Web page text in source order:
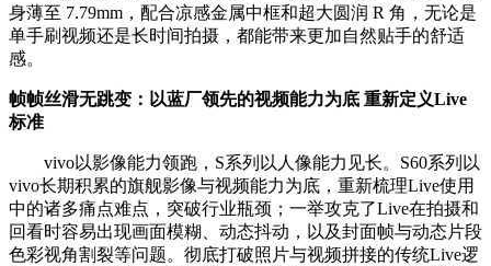
身薄至 7.79mm，配合凉感金属中框和超大圆润 R 角，无论是
单手刷视频还是长时间拍摄，都能带来更加自然贴手的舒适
感。
帧帧丝滑无跳变：以蓝厂领先的视频能力为底 重新定义Live
标准
vivo以影像能力领跑，S系列以人像能力见长。S60系列以
vivo长期积累的旗舰影像与视频能力为底，重新梳理Live使用
中的诸多痛点难点，突破行业瓶颈；一举攻克了Live在拍摄和
回看时容易出现画面模糊、动态抖动，以及封面帧与动态片段
色彩视角割裂等问题。彻底打破照片与视频拼接的传统Live逻